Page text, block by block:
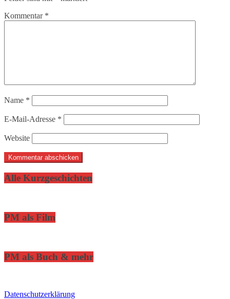
Kommentar *
Name *
E-Mail-Adresse *
Website
Alle Kurzgeschichten
PM als Film
PM als Buch & mehr
Datenschutzerklärung